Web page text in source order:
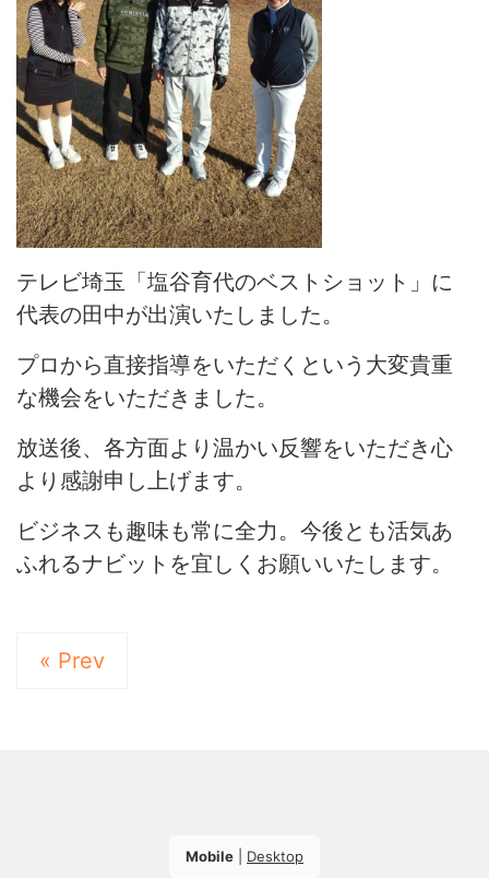
テレビ埼玉「塩谷育代のベストショット」に
代表の田中が出演いたしました。
プロから直接指導をいただくという大変貴重
な機会をいただきました。
放送後、各方面より温かい反響をいただき心
より感謝申し上げます。
ビジネスも趣味も常に全力。今後とも活気あ
ふれるナビットを宜しくお願いいたします。
« Prev
Mobile Desktop